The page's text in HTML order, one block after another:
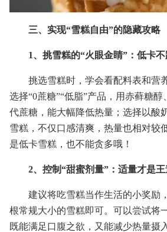
三、实现“雪糕自由”的隐藏攻略
1、挑雪糕的“火眼金睛”：低卡
挑选雪糕时，学会看配料表和营
选择“0蔗糖”“低脂”产品，用赤藓糖
代蔗糖，能大幅降低热量；选择以酸
雪糕，不仅口感清爽，热量也相对较
是低卡雪糕，也不能贪多哦！
2、控制“甜蜜剂量”：适量才是王
建议将吃雪糕当作生活的小奖励
根常规大小的雪糕即可。可以尝试将
既能满足口腹之欲，又能减少热量摄入